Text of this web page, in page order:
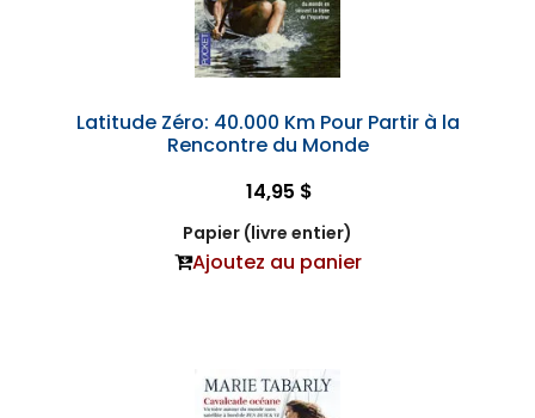
Latitude Zéro: 40.000 Km Pour Partir à la
Rencontre du Monde
14,95 $
Papier (livre entier)
Ajoutez au panier